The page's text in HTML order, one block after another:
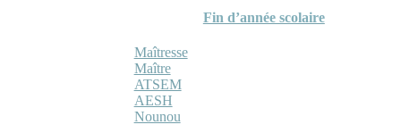
Fin d’année scolaire
Maîtresse
Maître
ATSEM
AESH
Nounou